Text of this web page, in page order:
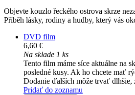
Objevte kouzlo řeckého ostrova skrze
Příběh lásky, rodiny a hudby, který vás
DVD film
6,60 €
Na sklade 1 ks
Tento film máme síce aktuálne na
posledné kusy. Ak ho chcete mať
Dodanie ďalších môže trvať dlhšie,
Pridať do zoznamu